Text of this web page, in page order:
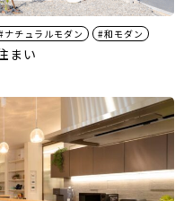
ナチュラルモダン #和モダン
まい